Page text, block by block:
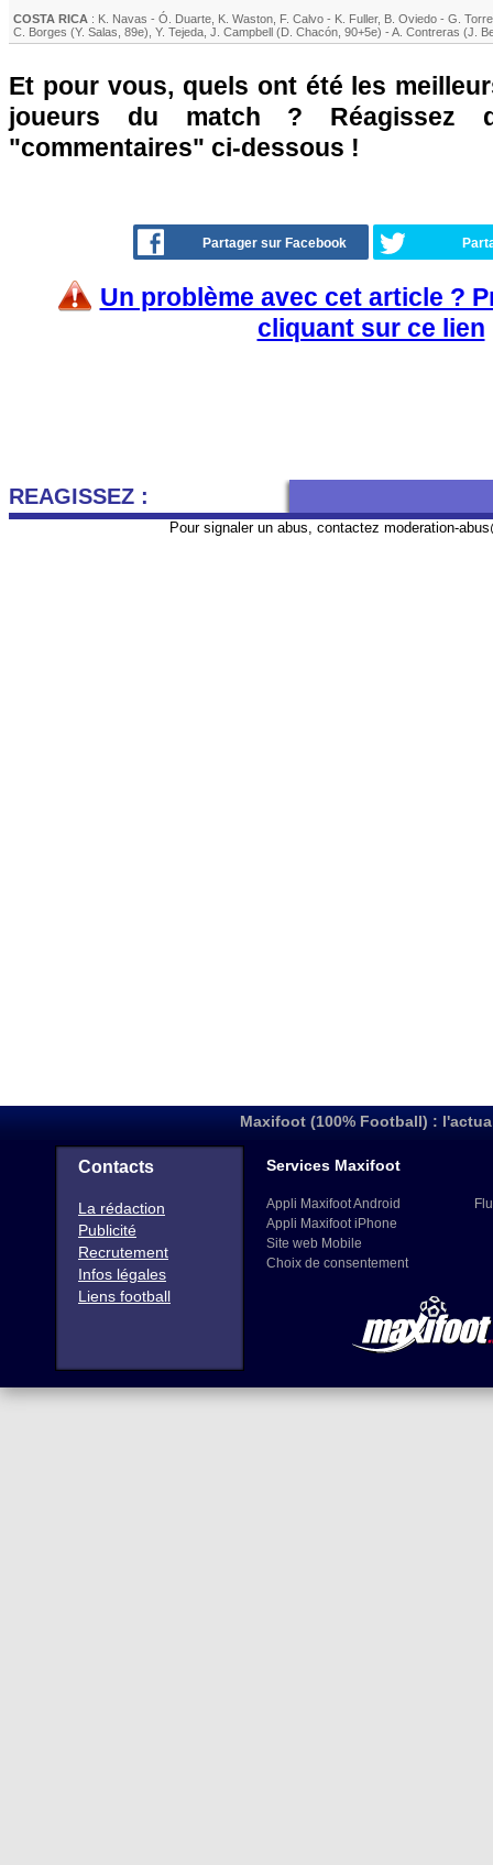
COSTA RICA : K. Navas - Ó. Duarte K. Waston F. Calvo - K. Fuller, B. Oviedo - G.
C. Borges (Y. Salas, 89e) Y. Tejeda J. Campbell (D. Chacón, 90+5e) - A. Contreras (J.
Et pour vous, quels ont été les
joueurs du match ? Réagissez
"commentaires" ci-dessous !
Partager sur Facebook
Un problème avec cet article ?
cliquant sur ce lien
REAGISSEZ :
Pour signaler un abus, contactez moderation-
Maxifoot (100% Football) :
Contacts
La rédaction
Publicité
Recrutement
Infos légales
Liens football
Services Maxifoot
Appli Maxifoot Android
Appli Maxifoot iPhone
Site web Mobile
Choix de consentement